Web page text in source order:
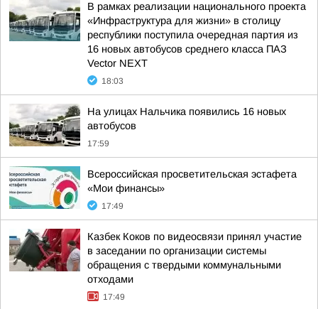
В рамках реализации национального проекта
«Инфраструктура для жизни» в столицу
республики поступила очередная партия из
16 новых автобусов среднего класса ПАЗ
Vector NEXT
18:03
На улицах Нальчика появились 16 новых
автобусов
17:59
Всероссийская просветительская эстафета
«Мои финансы»
17:49
Казбек Коков по видеосвязи принял участие
в заседании по организации системы
обращения с твердыми коммунальными
отходами
17:49